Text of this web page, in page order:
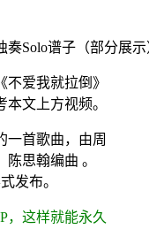
奏Solo谱子（部分展示
爱我就拉倒》
文上方视频。
一首歌曲，由周
思翰编曲 。
发布。
，这样就能永久